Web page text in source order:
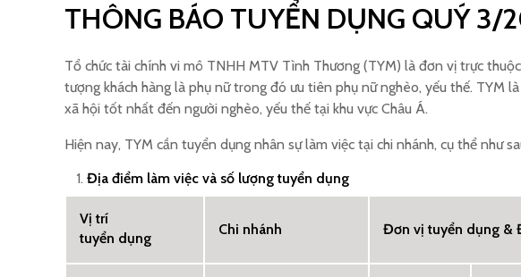
THÔNG BÁO TUYỂN DỤNG QUÝ 3/
Tổ chức tài chính vi mô TNHH MTV Tình Thương (TYM) là đơn vị trực
tượng khách hàng là phụ nữ trong đó ưu tiên phụ nữ nghèo, yếu thế.
xã hội tốt nhất đến người nghèo, yếu thế tại khu vực Châu Á.
Hiện nay, TYM cần tuyển dụng nhân sự làm việc tại chi nhánh, cụ thể như
Địa điểm làm việc và số lượng tuyển dụng
Vị trí
tuyển dụng
Chi nhánh Đơn vị tuyển dụng &